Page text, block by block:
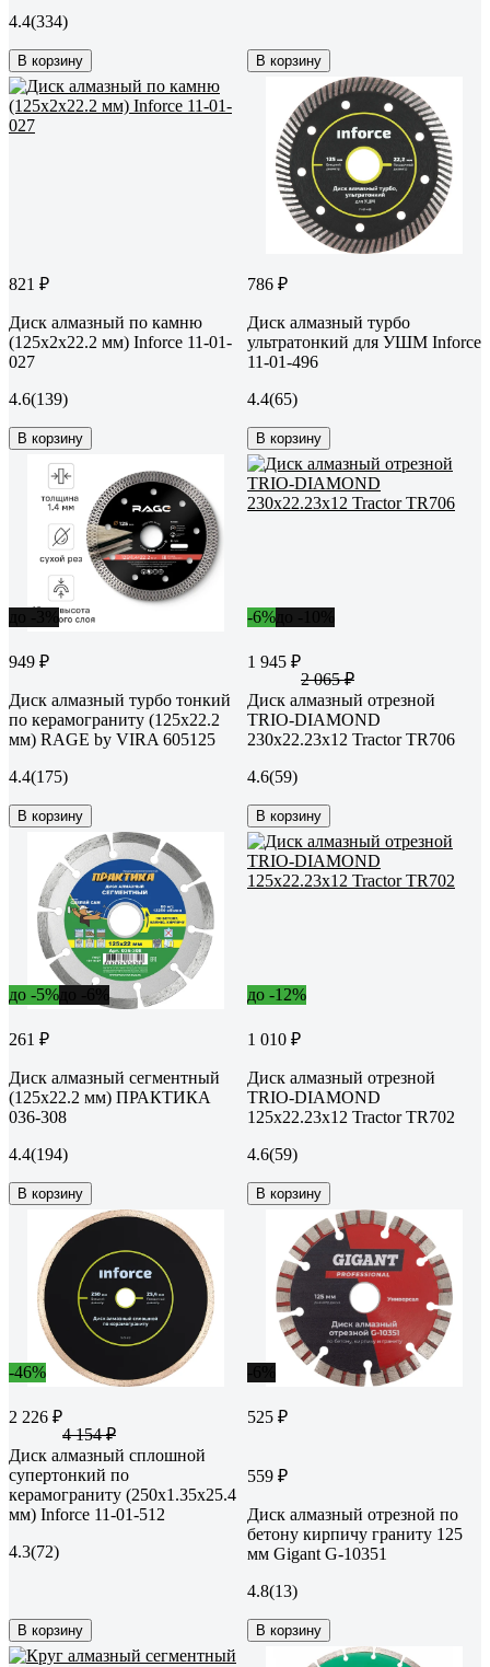
4.4(334)
В корзину В корзину
821 ₽
Диск алмазный по камню
(125х2x22.2 мм) Inforce 11-01-
027
4.6(139)
В корзину
786 ₽
Диск алмазный турбо
ультратонкий для УШМ Inforce
11-01-496
4.4(65)
В корзину
949 ₽
Диск алмазный турбо тонкий
по керамограниту (125х22.2
мм) RAGE by VIRA 605125
4.4(175)
В корзину
-6%
1 945 ₽
2 065 ₽
Диск алмазный отрезной
TRIO-DIAMOND
230x22.23x12 Tractor TR706
4.6(59)
В корзину
до -5%
261 ₽
Диск алмазный сегментный
(125х22.2 мм) ПРАКТИКА
036-308
4.4(194)
В корзину
до -12%
1 010 ₽
Диск алмазный отрезной
TRIO-DIAMOND
125x22.23x12 Tractor TR702
4.6(59)
В корзину
-46%
2 226 ₽
4 154 ₽
Диск алмазный сплошной
супертонкий по
керамограниту (250х1.35x25.4
мм) Inforce 11-01-512
4.3(72)
В корзину
525 ₽
559 ₽
Диск алмазный отрезной по
бетону кирпичу граниту 125
мм Gigant G-10351
4.8(13)
В корзину